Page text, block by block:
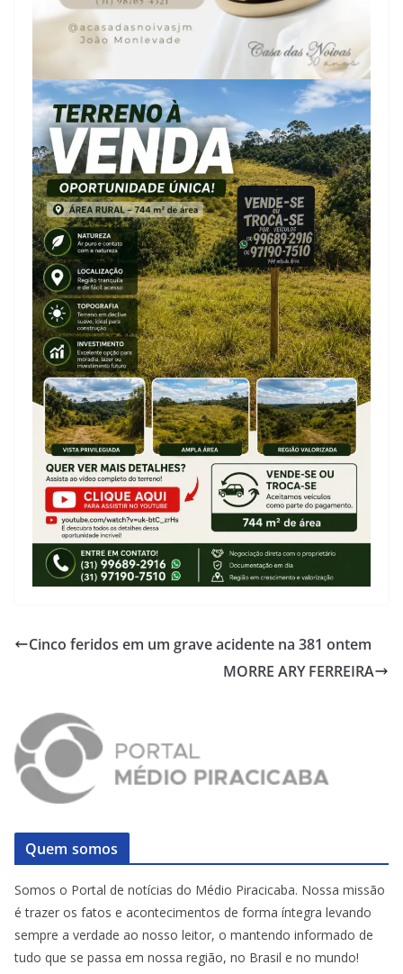
Cinco feridos em um grave acidente na 381 ontem
MORRE ARY FERREIRA
Quem somos
Somos o Portal de notícias do Médio Piracicaba. Nossa missão
é trazer os fatos e acontecimentos de forma íntegra levando
sempre a verdade ao nosso leitor, o mantendo informado de
tudo que se passa em nossa região, no Brasil e no mundo!